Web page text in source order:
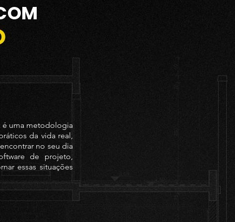
é uma metodologia
da vida real,
no seu dia
de projeto,
essas situações